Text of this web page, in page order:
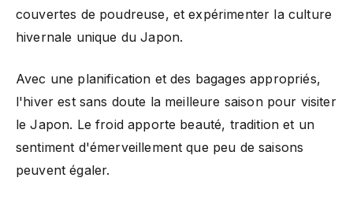
couvertes de poudreuse, et expérimenter la culture
hivernale unique du Japon.
Avec une planification et des bagages appropriés,
l'hiver est sans doute la meilleure saison pour visiter
le Japon. Le froid apporte beauté, tradition et un
sentiment d'émerveillement que peu de saisons
peuvent égaler.